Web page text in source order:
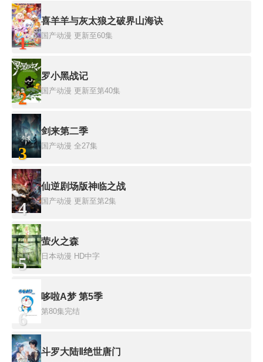
1
喜羊羊与灰太狼之破界山海诀
国产动漫 更新至60集
2
罗小黑战记
国产动漫 更新至第40集
3
剑来第二季
国产动漫 全27集
4
仙逆剧场版神临之战
国产动漫 更新至第2集
5
萤火之森
日本动漫 HD中字
6
哆啦A梦 第5季
第80集完结
斗罗大陆Ⅱ绝世唐门